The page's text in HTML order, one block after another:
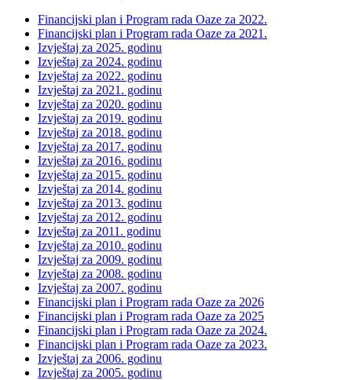
Financijski plan i Program rada Oaze za 2022.
Financijski plan i Program rada Oaze za 2021.
Izvještaj za 2025. godinu
Izvještaj za 2024. godinu
Izvještaj za 2022. godinu
Izvještaj za 2021. godinu
Izvještaj za 2020. godinu
Izvještaj za 2019. godinu
Izvještaj za 2018. godinu
Izvještaj za 2017. godinu
Izvještaj za 2016. godinu
Izvještaj za 2015. godinu
Izvještaj za 2014. godinu
Izvještaj za 2013. godinu
Izvještaj za 2012. godinu
Izvještaj za 2011. godinu
Izvještaj za 2010. godinu
Izvještaj za 2009. godinu
Izvještaj za 2008. godinu
Izvještaj za 2007. godinu
Financijski plan i Program rada Oaze za 2026
Financijski plan i Program rada Oaze za 2025
Financijski plan i Program rada Oaze za 2024.
Financijski plan i Program rada Oaze za 2023.
Izvještaj za 2006. godinu
Izvještaj za 2005. godinu